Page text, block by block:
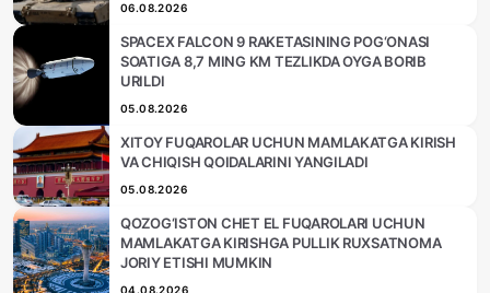
06.08.2026
SPACEX FALCON 9 RAKETASINING POG‘ONASI
SOATIGA 8,7 MING KM TEZLIKDA OYGA BORIB
URILDI
05.08.2026
XITOY FUQAROLAR UCHUN MAMLAKATGA KIRISH
VA CHIQISH QOIDALARINI YANGILADI
05.08.2026
QOZOG‘ISTON CHET EL FUQAROLARI UCHUN
MAMLAKATGA KIRISHGA PULLIK RUXSATNOMA
JORIY ETISHI MUMKIN
04.08.2026